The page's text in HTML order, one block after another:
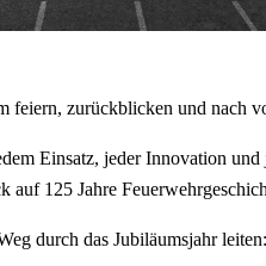
feiern, zurückblicken und nach
Einsatz, jeder Innovation
125 Jahre
durch das Jubiläumsjahr leiten: